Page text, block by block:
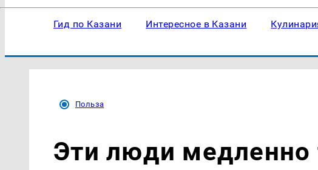
Гид по Казани Интересное в Казани
Польза
Эти люди медленно